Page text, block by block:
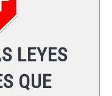
LEYES
QUE